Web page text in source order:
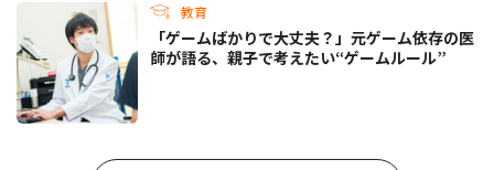
教育
「ゲームばかりで大丈夫？」元ゲーム依存の医
師が語る、親子で考えたい“ゲームルール”